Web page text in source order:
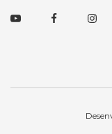
YoutubeFacebook